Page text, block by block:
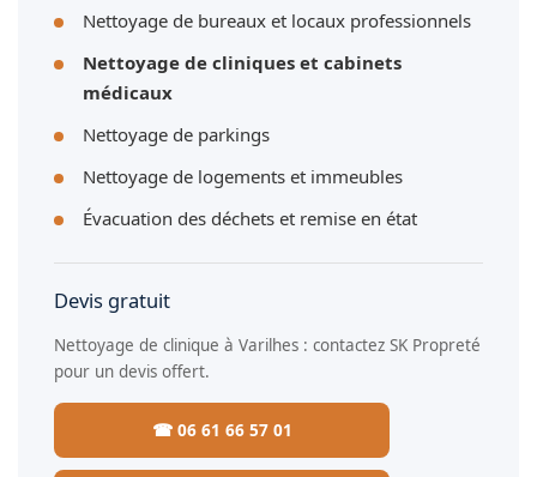
Nettoyage de bureaux et locaux professionnels
Nettoyage de cliniques et cabinets
médicaux
Nettoyage de parkings
Nettoyage de logements et immeubles
Évacuation des déchets et remise en état
Devis gratuit
Nettoyage de clinique à Varilhes : contactez SK Propreté
pour un devis offert.
☎ 06 61 66 57 01